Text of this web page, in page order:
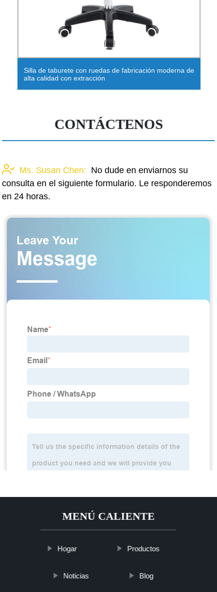
Silla de taburete con ruedas de fabricación moderna de
alta calidad con extracción
CONTÁCTENOS
Ms. Susan Chen: No dude en enviarnos su
consulta en el siguiente formulario. Le responderemos
en 24 horas.
MENÚ CALIENTE
Hogar Productos
Noticias Blog